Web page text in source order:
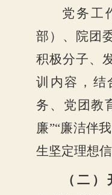
党务工
部）、院团
积极分子、
训内容，结
务、党团教
廉”“廉洁伴
生坚定理想
（二）